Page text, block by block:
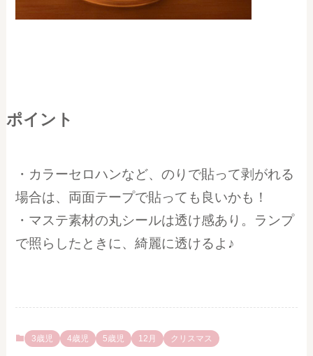
ポイント
・カラーセロハンなど、のりで貼って剥がれる
場合は、両面テープで貼っても良いかも！
・マステ素材の丸シールは透け感あり。ランプ
で照らしたときに、綺麗に透けるよ♪
3歳児 4歳児 5歳児 12月 クリスマス